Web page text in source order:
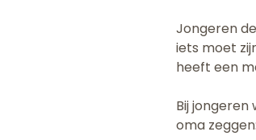
Jongeren
iets moet
heeft een
Bij
oma